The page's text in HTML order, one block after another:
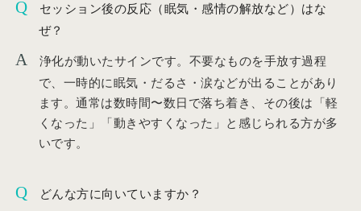
セッション後の反応（眠気・感情の解放など）はな
ぜ？
浄化が動いたサインです。不要なものを手放す過程
で、一時的に眠気・だるさ・涙などが出ることがあり
ます。通常は数時間〜数日で落ち着き、その後は「軽
くなった」「動きやすくなった」と感じられる方が多
いです。
どんな方に向いていますか？